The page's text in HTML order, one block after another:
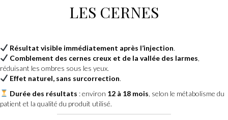
LES CERNES
Résultat visible immédiatement après l’injection.
Comblement des cernes creux et de la vallée des larmes,
réduisant les ombres sous les yeux.
Effet naturel, sans surcorrection.
Durée des résultats : environ 12 à 18 mois, selon le métabolisme du
patient et la qualité du produit utilisé.